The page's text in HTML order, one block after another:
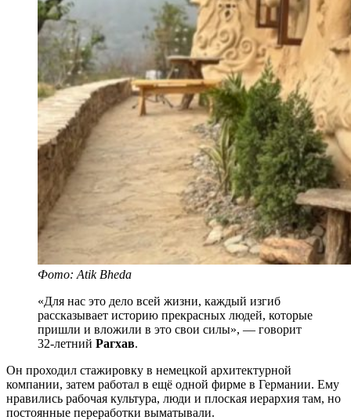
Фото: Atik Bheda
«Для нас это дело всей жизни, каждый изгиб
рассказывает историю прекрасных людей, которые
пришли и вложили в это свои силы», — говорит
32-летний Рагхав.
Он проходил стажировку в немецкой архитектурной
компании, затем работал в ещё одной фирме в Германии. Ему
нравились рабочая культура, люди и плоская иерархия там, но
постоянные переработки выматывали.